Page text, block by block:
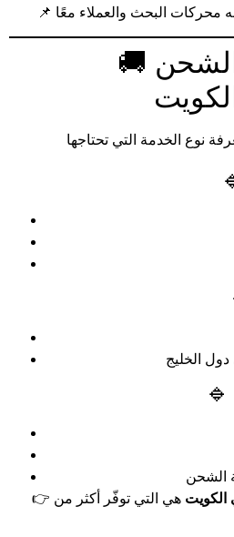
🚚 أنواع خدمات الشحن
الخليج
الشحن
هي التي توفّر أكثر من